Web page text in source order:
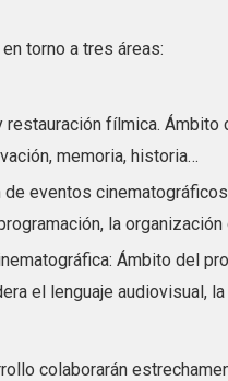
torno a tres áreas:
restauración fílmica. Ámbito
memoria, historia…
eventos
la
Ámbito del
el lenguaje audiovisual,
colaborarán